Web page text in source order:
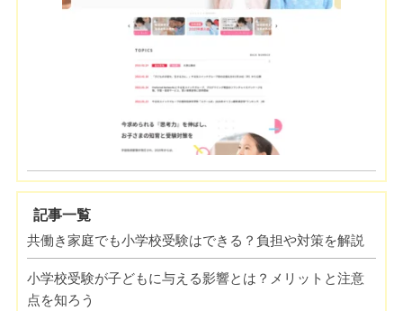
記事一覧
共働き家庭でも小学校受験はできる？負担や対策を解説
小学校受験が子どもに与える影響とは？メリットと注意
点を知ろう